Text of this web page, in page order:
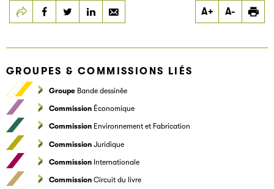
Partager
MEDIA-PARTICIPATIONS
Partager
MEDIA-PARTICIPATIONS
Partager
MEDIA-PARTICIPATIONS
A+ A-
GROUPES & COMMISSIONS LIÉS
Groupe Bande dessinée
Commission Économique
Commission Environnement et Fabrication
Commission Juridique
Commission Internationale
Commission Circuit du livre